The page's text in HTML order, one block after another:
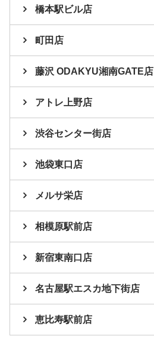
橋本駅ビル店
町田店
藤沢 ODAKYU湘南GATE店
アトレ上野店
渋谷センター街店
池袋東口店
メルサ栄店
相模原駅前店
新宿東南口店
名古屋駅エスカ地下街店
恵比寿駅前店